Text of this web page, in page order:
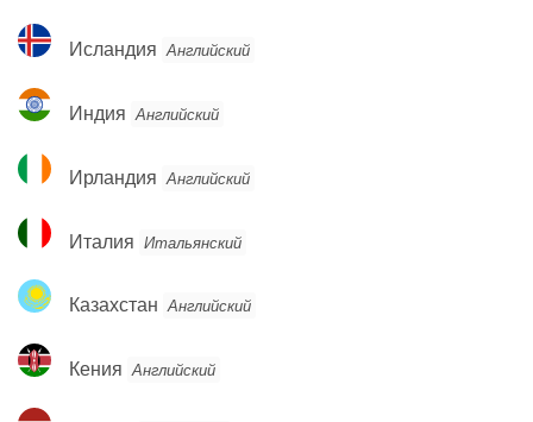
Исландия
Исландия Английский
Индия
Индия Английский
Ирландия
Ирландия Английский
Италия
Италия Итальянский
Казахстан
Казахстан Английский
Кения
Кения Английский